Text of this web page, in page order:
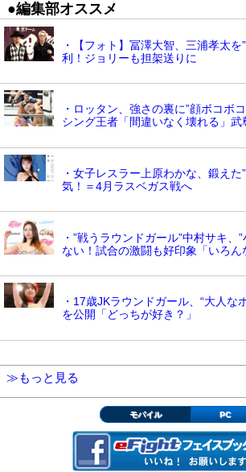
●編集部オススメ
・【フォト】冨澤大智、三浦孝太を
利！ジョリーも担架送りに
・ロッタン、強さの裏に”顔ボコボ
シング王者「間違いなく壊れる」武
・女子レスラー上原わかな、鍛えた
気！＝4月ラスベガス戦へ
・”戦うラウンドガール”中村サキ、
ない！試合の激闘も好印象「いろん
・17歳JKラウンドガール、“大人な
を公開「どっちが好き？」
≫もっと見る
モバイル PC